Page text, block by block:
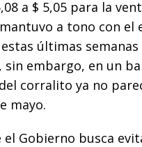
a $ 5,05 para la
a tono con
últimas
sin embargo, en un
corralito ya no
mayo.
el Gobierno busca